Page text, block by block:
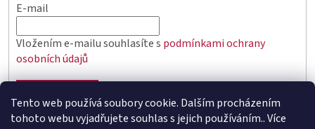
Tento web používá soubory cookie. Dalším procházením
tohoto webu vyjadřujete souhlas s jejich používáním.. Více
E-mail
Vložením e-mailu souhlasíte s podmínkami ochrany
osobních údajů